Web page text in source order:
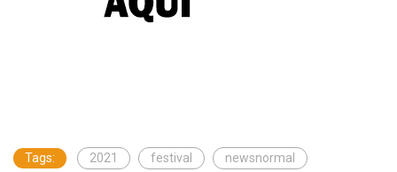
Tags: 2021 festival newsnormal